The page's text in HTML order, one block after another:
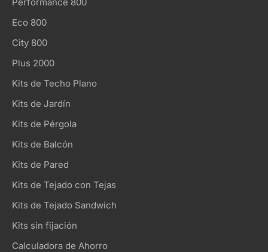
Eco 800
City 800
Plus 2000
Kits de Techo Plano
Kits de Jardín
Kits de Pérgola
Kits de Balcón
Kits de Pared
Kits de Tejado con Tejas
Kits de Tejado Sandwich
Kits sin fijación
Calculadora de Ahorro